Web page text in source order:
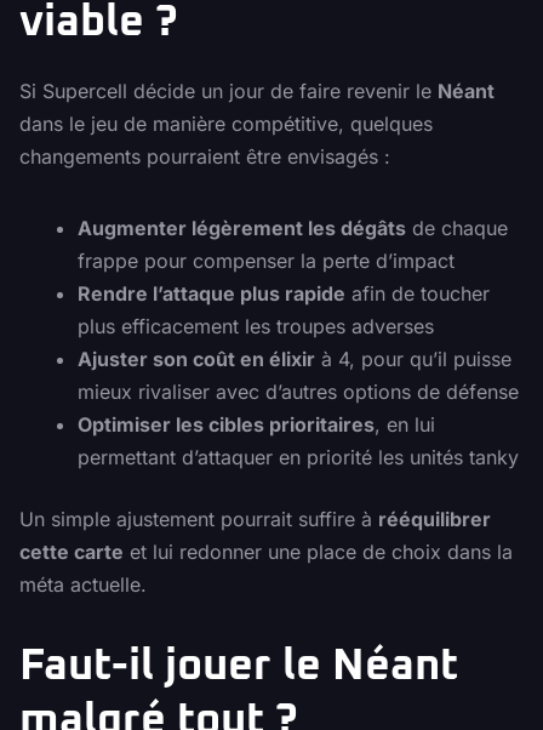
viable ?
Si Supercell décide un jour de faire revenir le Néant
dans le jeu de manière compétitive, quelques
changements pourraient être envisagés :
Augmenter légèrement les dégâts de chaque
frappe pour compenser la perte d’impact
Rendre l’attaque plus rapide afin de toucher
plus efficacement les troupes adverses
Ajuster son coût en élixir à 4, pour qu’il puisse
mieux rivaliser avec d’autres options de défense
Optimiser les cibles prioritaires, en lui
permettant d’attaquer en priorité les unités tanky
Un simple ajustement pourrait suffire à rééquilibrer
cette carte et lui redonner une place de choix dans la
méta actuelle.
Faut-il jouer le Néant